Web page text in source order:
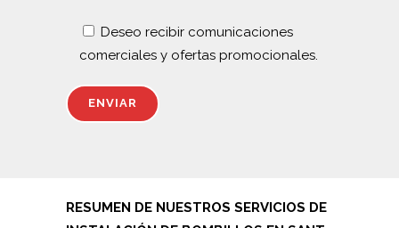
Deseo recibir comunicaciones
comerciales y ofertas promocionales.
RESUMEN DE NUESTROS SERVICIOS DE